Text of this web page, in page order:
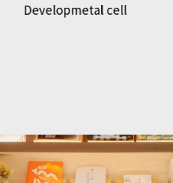
Developmetal cell